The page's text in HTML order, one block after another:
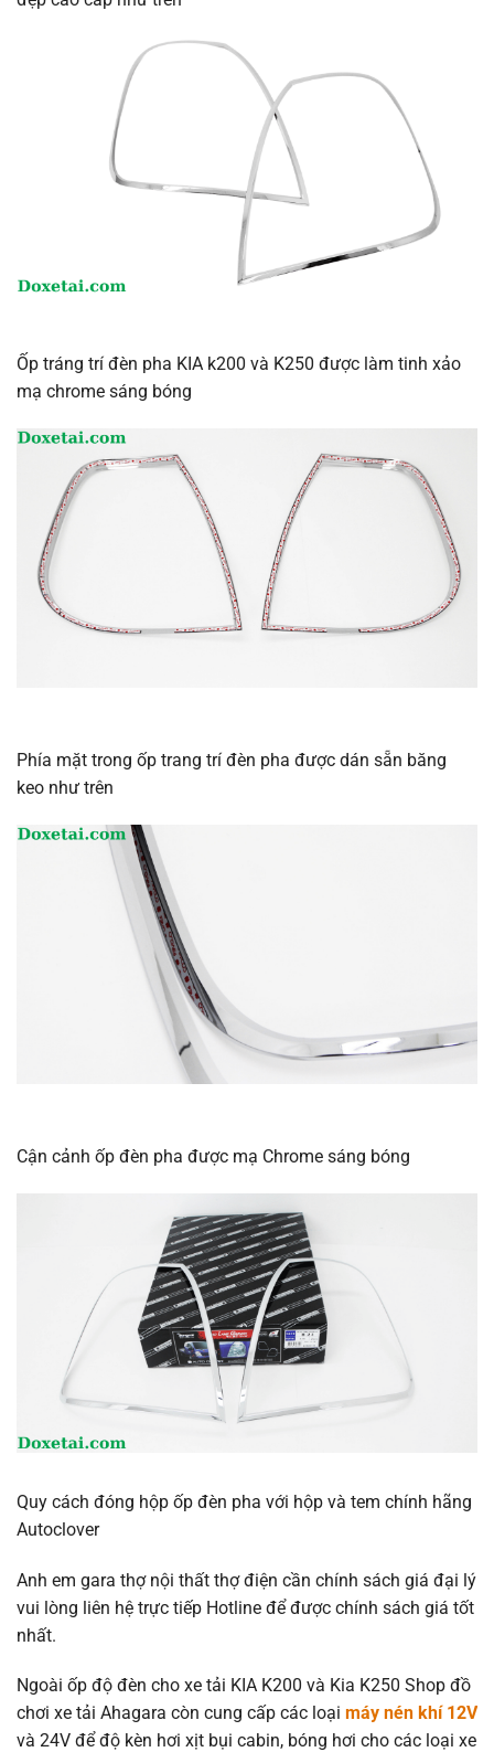
Ốp tráng trí đèn pha KIA k200 và K250 được làm tinh xảo
mạ chrome sáng bóng
Phía mặt trong ốp trang trí đèn pha được dán sẵn băng
keo như trên
Cận cảnh ốp đèn pha được mạ Chrome sáng bóng
Quy cách đóng hộp ốp đèn pha với hộp và tem chính hãng
Autoclover
Anh em gara thợ nội thất thợ điện cần chính sách giá đại lý
vui lòng liên hệ trực tiếp Hotline để được chính sách giá tốt
nhất.
Ngoài ốp độ đèn cho xe tải KIA K200 và Kia K250 Shop đồ
chơi xe tải Ahagara còn cung cấp các loại máy nén khí 12V
và 24V để độ kèn hơi xịt bụi cabin, bóng hơi cho các loại xe